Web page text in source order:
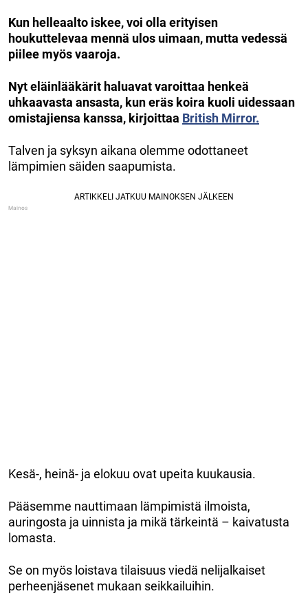
Kun helleaalto iskee, voi olla erityisen
houkuttelevaa mennä ulos uimaan, mutta vedessä
piilee myös vaaroja.
Nyt eläinlääkärit haluavat varoittaa henkeä
uhkaavasta ansasta, kun eräs koira kuoli uidessaan
omistajiensa kanssa, kirjoittaa British Mirror.
Talven ja syksyn aikana olemme odottaneet
lämpimien säiden saapumista.
Kesä-, heinä- ja elokuu ovat upeita kuukausia.
Pääsemme nauttimaan lämpimistä ilmoista,
auringosta ja uinnista ja mikä tärkeintä – kaivatusta
lomasta.
Se on myös loistava tilaisuus viedä nelijalkaiset
perheenjäsenet mukaan seikkailuihin.